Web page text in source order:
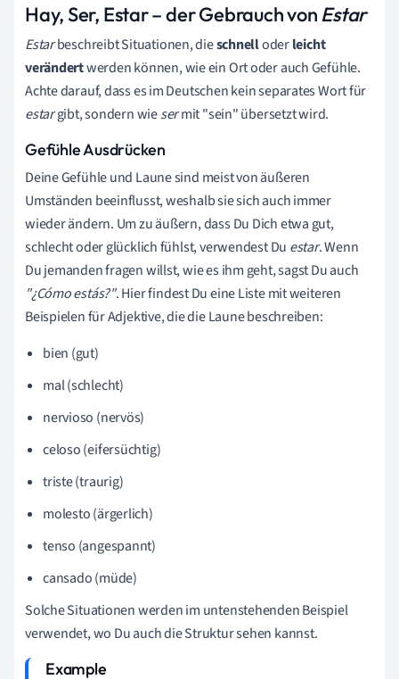
Hay, Ser, Estar–der Gebrauch von Estar
Estarbeschreibt Situationen, dieschnelloderleicht
verändertwerden können, wie ein Ort oder auch Gefühle.
Achte darauf, dass es im Deutschen kein separates Wort für
estargibt, sondern wiesermit"sein" übersetzt wird.
Gefühle Ausdrücken
Deine Gefühle und Laune sind meist von äußeren
Umständen beeinflusst, weshalb sie sich auch immer
wieder ändern. Um zu äußern, dass Du Dich etwa gut,
schlecht oder glücklich fühlst, verwendest Du estar. Wenn
Du jemanden fragen willst, wie es ihm geht, sagst Du auch
"¿Cómo estás?". Hier findest Du eine Liste mit weiteren
Beispielen für Adjektive, die die Laune beschreiben:
bien (gut)
mal (schlecht)
nervioso (nervös)
celoso (eifersüchtig)
triste (traurig)
molesto (ärgerlich)
tenso (angespannt)
cansado (müde)
Solche Situationen werden im untenstehenden Beispiel
verwendet, wo Du auch die Struktur sehen kannst.